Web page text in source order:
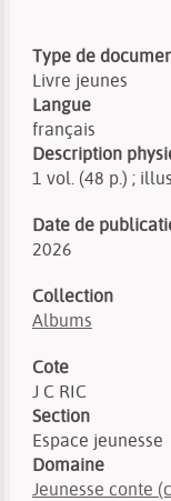
Type de
Livre jeunes
Langue
français
Description
1 vol. (48 p.) ;
Date de
2026
Collection
Albums
Cote
J C RIC
Section
Espace jeunesse
Domaine
Jeunesse conte